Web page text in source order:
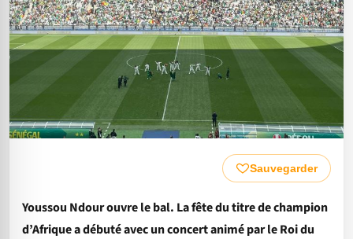
Sauvegarder
Youssou Ndour ouvre le bal. La fête du titre de champion
d’Afrique a débuté avec un concert animé par le Roi du